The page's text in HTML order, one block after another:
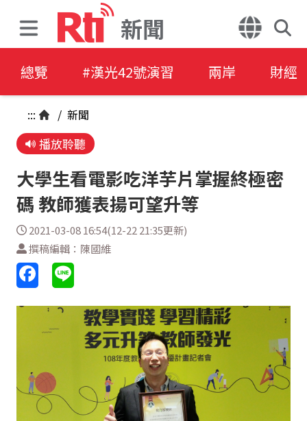
新聞
總覽 #漢光42號演習 兩岸 財經
::: / 新聞
播放聆聽
大學生看電影吃洋芋片掌握終極密
碼 教師獲表揚可望升等
2021-03-08 16:54(12-22 21:35更新)
撰稿編輯：陳國維